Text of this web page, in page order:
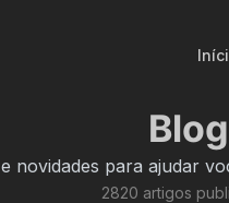
Blog
novidades para ajudar
2820 artigos